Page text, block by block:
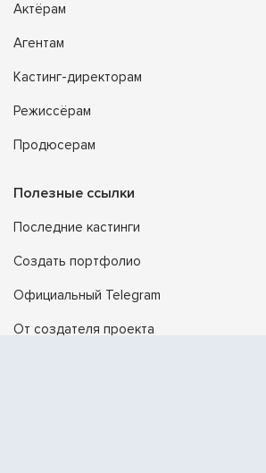
Актёрам
Агентам
Кастинг-директорам
Режиссёрам
Продюсерам
Полезные ссылки
Последние кастинги
Создать портфолио
Официальный Telegram
От создателя проекта